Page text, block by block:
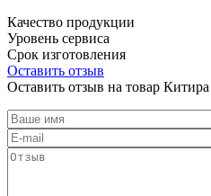
Качество продукции
Уровень сервиса
Срок изготовления
Оставить отзыв
Оставить отзыв на товар Китира